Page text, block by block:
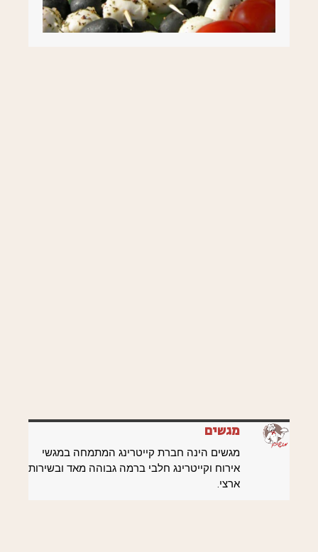
מגשים
מגשים הינה חברת קייטרינג המתמחה במגשי
אירוח וקייטרינג חלבי ברמה גבוהה מאד ובשירות
ארצי.